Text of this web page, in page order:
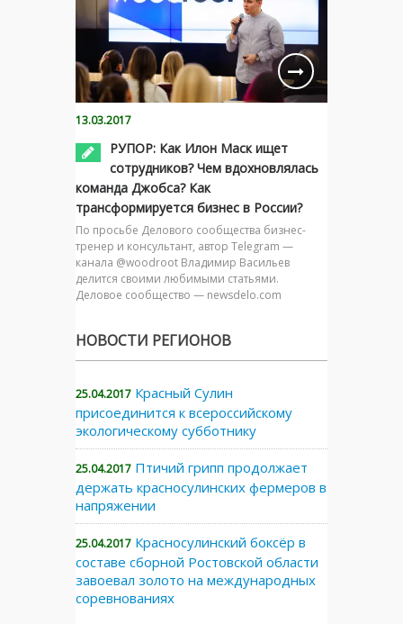
13.03.2017
РУПОР: Как Илон Маск ищет
сотрудников? Чем вдохновлялась
команда Джобса? Как
трансформируется бизнес в России?
По просьбе Делового сообщества бизнес-
тренер и консультант, автор Telegram —
канала @woodroot Владимир Васильев
делится своими любимыми статьями.
Деловое сообщество — newsdelo.com
НОВОСТИ РЕГИОНОВ
25.04.2017 Красный Сулин
присоединится к всероссийскому
экологическому субботнику
25.04.2017 Птичий грипп продолжает
держать красносулинских фермеров в
напряжении
25.04.2017 Красносулинский боксёр в
составе сборной Ростовской области
завоевал золото на международных
соревнованиях